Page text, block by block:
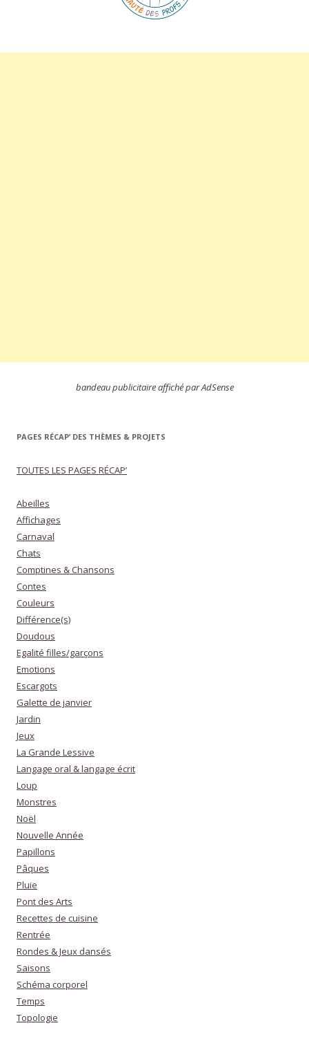
bandeau publicitaire affiché par AdSense
PAGES RÉCAP’ DES THÈMES & PROJETS
TOUTES LES PAGES RÉCAP’
Abeilles
Affichages
Carnaval
Chats
Comptines & Chansons
Contes
Couleurs
Différence(s)
Doudous
Egalité filles/garçons
Emotions
Escargots
Galette de janvier
Jardin
Jeux
La Grande Lessive
Langage oral & langage écrit
Loup
Monstres
Noël
Nouvelle Année
Papillons
Pâques
Pluie
Pont des Arts
Recettes de cuisine
Rentrée
Rondes & Jeux dansés
Saisons
Schéma corporel
Temps
Topologie